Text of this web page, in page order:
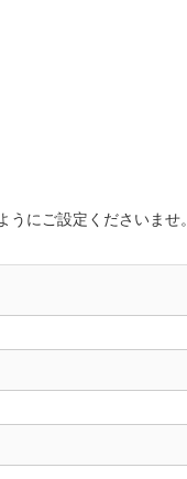
にご設定くださいませ。